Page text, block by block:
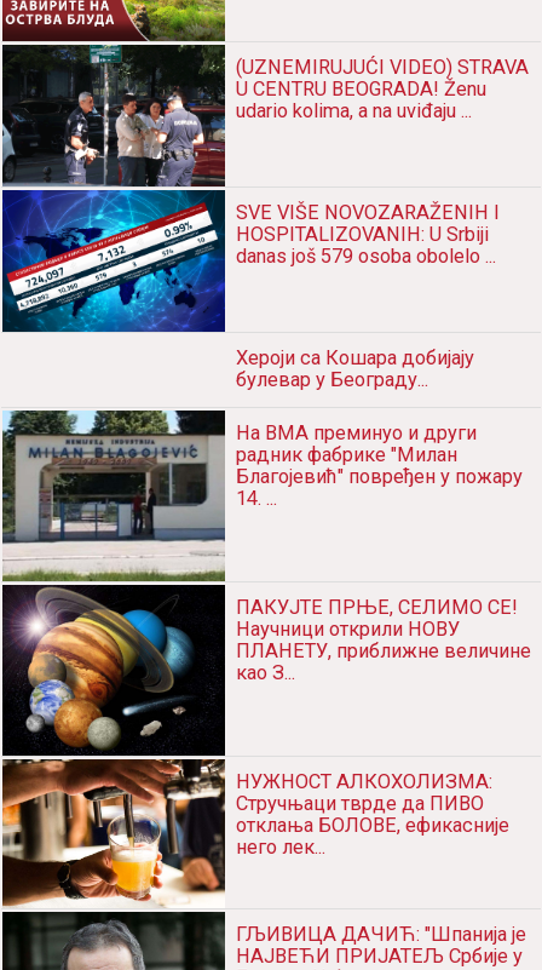
(UZNEMIRUJUĆI VIDEO) STRAVA
U CENTRU BEOGRADA! Ženu
udario kolima, a na uviđaju ...
SVE VIŠE NOVOZARAŽENIH I
HOSPITALIZOVANIH: U Srbiji
danas još 579 osoba obolelo ...
Хероји са Кошара добијају
булевар у Београду...
На ВМА преминуо и други
радник фабрике "Милан
Благојевић" повређен у пожару
14. ...
ПАКУЈТЕ ПРЊЕ, СЕЛИМО СЕ!
Научници открили НОВУ
ПЛАНЕТУ, приближне величине
као З...
НУЖНОСТ АЛКОХОЛИЗМА:
Стручњаци тврде да ПИВО
отклања БОЛОВЕ, ефикасније
него лек...
ГЉИВИЦА ДАЧИЋ: "Шпанија је
НАЈВЕЋИ ПРИЈАТЕЉ Србије у